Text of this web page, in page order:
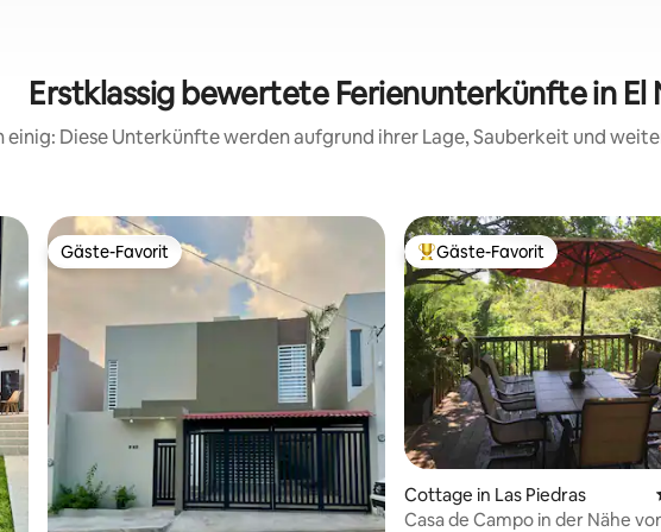
Erstklassig bewertete Ferienunterkünfte in El
einig: Diese Unterkünfte werden aufgrund ihrer Lage, Sauberkeit und
Gäste-Favorit
Gäste-Favorit Beliebter Gäste-Favorit.
Gäste-Favorit
Cottage in Las Piedras
Casa de Campo in der Nähe